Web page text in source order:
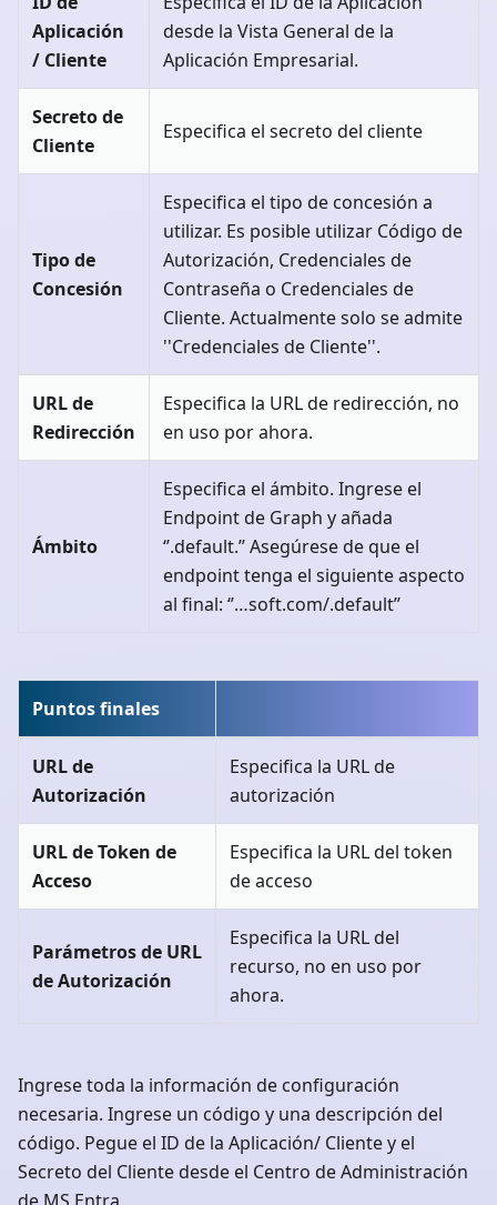
Aplicación
/ Cliente
desde la Vista General de la
Aplicación Empresarial.
Secreto de
Cliente
Especifica el secreto del cliente
Tipo de
Concesión
Especifica el tipo de concesión a
utilizar. Es posible utilizar Código de
Autorización, Credenciales de
Contraseña o Credenciales de
Cliente. Actualmente solo se admite
''Credenciales de Cliente''.
URL de
Redirección
Especifica la URL de redirección, no
en uso por ahora.
Ámbito
Especifica el ámbito. Ingrese el
Endpoint de Graph y añada
‘’.default.’’ Asegúrese de que el
endpoint tenga el siguiente aspecto
al final: ‘’…soft.com/.default’’
Puntos finales
URL de
Autorización
Especifica la URL de
autorización
URL de Token de
Acceso
Especifica la URL del token
de acceso
Parámetros de URL
de Autorización
Especifica la URL del
recurso, no en uso por
ahora.
Ingrese toda la información de configuración
necesaria. Ingrese un código y una descripción del
código. Pegue el ID de la Aplicación/ Cliente y el
Secreto del Cliente desde el Centro de Administración
de MS Entra.